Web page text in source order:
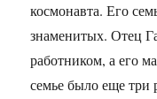
космонавта. Его
знаменитых. Отец
работником, а его
семье было еще три